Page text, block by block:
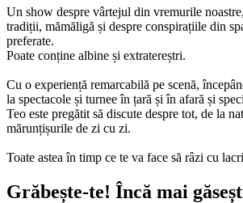
Un show despre vârtejul din vremurile
tradiții, mămăligă și despre conspirațiile din
preferate.
Poate conține albine și extratereștri.
Cu o experiență remarcabilă pe scenă,
la spectacole și turnee în țară și în afară și
Teo este pregătit să discute despre tot, de la
mărunțișurile de zi cu zi.
Toate astea în timp ce te va face să râzi cu
Grăbește-te! Încă mai